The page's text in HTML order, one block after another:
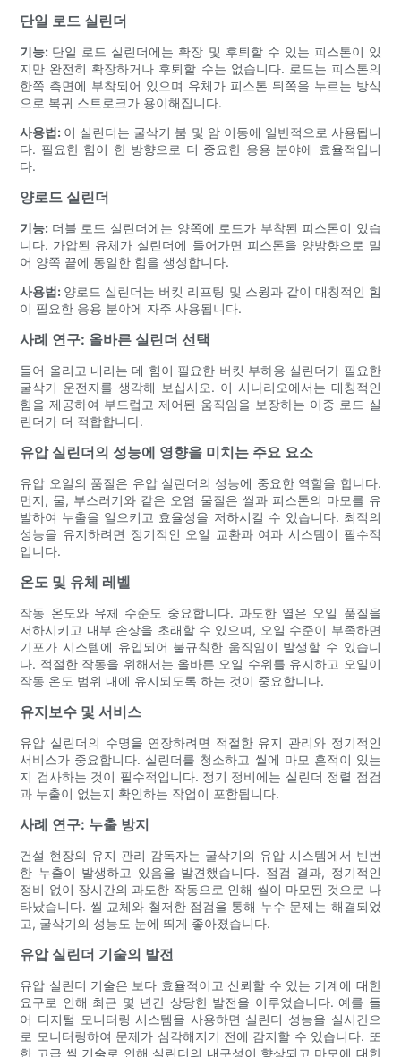
단일 로드 실린더
기능: 단일 로드 실린더에는 확장 및 후퇴할 수 있는 피스톤이 있
지만 완전히 확장하거나 후퇴할 수는 없습니다. 로드는 피스톤의
한쪽 측면에 부착되어 있으며 유체가 피스톤 뒤쪽을 누르는 방식
으로 복귀 스트로크가 용이해집니다.
사용법: 이 실린더는 굴삭기 붐 및 암 이동에 일반적으로 사용됩니
다. 필요한 힘이 한 방향으로 더 중요한 응용 분야에 효율적입니
다.
양로드 실린더
기능: 더블 로드 실린더에는 양쪽에 로드가 부착된 피스톤이 있습
니다. 가압된 유체가 실린더에 들어가면 피스톤을 양방향으로 밀
어 양쪽 끝에 동일한 힘을 생성합니다.
사용법: 양로드 실린더는 버킷 리프팅 및 스윙과 같이 대칭적인 힘
이 필요한 응용 분야에 자주 사용됩니다.
사례 연구: 올바른 실린더 선택
들어 올리고 내리는 데 힘이 필요한 버킷 부하용 실린더가 필요한
굴삭기 운전자를 생각해 보십시오. 이 시나리오에서는 대칭적인
힘을 제공하여 부드럽고 제어된 움직임을 보장하는 이중 로드 실
린더가 더 적합합니다.
유압 실린더의 성능에 영향을 미치는 주요 요소
유압 오일의 품질은 유압 실린더의 성능에 중요한 역할을 합니다.
먼지, 물, 부스러기와 같은 오염 물질은 씰과 피스톤의 마모를 유
발하여 누출을 일으키고 효율성을 저하시킬 수 있습니다. 최적의
성능을 유지하려면 정기적인 오일 교환과 여과 시스템이 필수적
입니다.
온도 및 유체 레벨
작동 온도와 유체 수준도 중요합니다. 과도한 열은 오일 품질을
저하시키고 내부 손상을 초래할 수 있으며, 오일 수준이 부족하면
기포가 시스템에 유입되어 불규칙한 움직임이 발생할 수 있습니
다. 적절한 작동을 위해서는 올바른 오일 수위를 유지하고 오일이
작동 온도 범위 내에 유지되도록 하는 것이 중요합니다.
유지보수 및 서비스
유압 실린더의 수명을 연장하려면 적절한 유지 관리와 정기적인
서비스가 중요합니다. 실린더를 청소하고 씰에 마모 흔적이 있는
지 검사하는 것이 필수적입니다. 정기 정비에는 실린더 정렬 점검
과 누출이 없는지 확인하는 작업이 포함됩니다.
사례 연구: 누출 방지
건설 현장의 유지 관리 감독자는 굴삭기의 유압 시스템에서 빈번
한 누출이 발생하고 있음을 발견했습니다. 점검 결과, 정기적인
정비 없이 장시간의 과도한 작동으로 인해 씰이 마모된 것으로 나
타났습니다. 씰 교체와 철저한 점검을 통해 누수 문제는 해결되었
고, 굴삭기의 성능도 눈에 띄게 좋아졌습니다.
유압 실린더 기술의 발전
유압 실린더 기술은 보다 효율적이고 신뢰할 수 있는 기계에 대한
요구로 인해 최근 몇 년간 상당한 발전을 이루었습니다. 예를 들
어 디지털 모니터링 시스템을 사용하면 실린더 성능을 실시간으
로 모니터링하여 문제가 심각해지기 전에 감지할 수 있습니다. 또
한 고급 씰 기술로 인해 실린더의 내구성이 향상되고 마모에 대한